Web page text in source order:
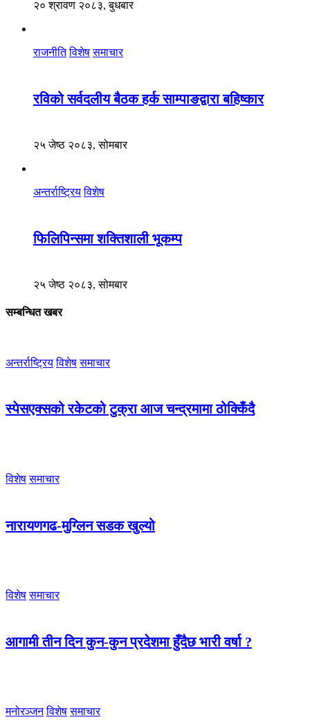
२० श्रावण २०८३, बुधबार
राजनीति विशेष समाचार
रविको सर्वदलीय बैठक हर्क साम्पाङद्वारा बहिष्कार
२५ जेष्ठ २०८३, सोमबार
अन्तर्राष्ट्रिय विशेष
फिलिपिन्समा शक्तिशाली भूकम्प
२५ जेष्ठ २०८३, सोमबार
सम्बन्धित खबर
अन्तर्राष्ट्रिय विशेष समाचार
स्पेसएक्सको रकेटको टुक्रा आज चन्द्रमामा ठोक्किँदै
विशेष समाचार
नारायणगढ-मुग्लिन सडक खुल्यो
विशेष समाचार
आगामी तीन दिन कुन-कुन प्रदेशमा हुँदैछ भारी वर्षा ?
मनोरञ्जन विशेष समाचार